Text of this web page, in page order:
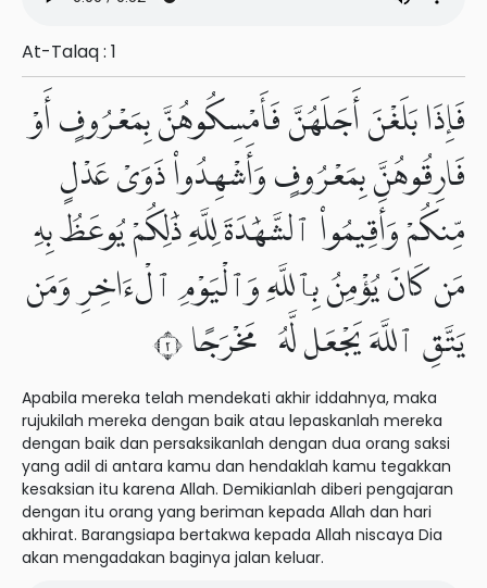
At-Talaq : 1
فَإِذَا بَلَغْنَ أَجَلَهُنَّ فَأَمْسِكُوهُنَّ بِمَعْرُوفٍ أَوْ
فَارِقُوهُنَّ بِمَعْرُوفٍ وَأَشْهِدُوا۟ ذَوَىْ عَدْلٍ
مِّنكُمْ وَأَقِيمُوا۟ ٱلشَّهَٰدَةَ لِلَّهِ ذَٰلِكُمْ يُوعَظُ بِهِۦ
مَن كَانَ يُؤْمِنُ بِٱللَّهِ وَٱلْيَوْمِ ٱلْءَاخِرِ وَمَن
يَتَّقِ ٱللَّهَ يَجْعَل لَّهُۥ مَخْرَجًا ٢
Apabila mereka telah mendekati akhir iddahnya, maka
rujukilah mereka dengan baik atau lepaskanlah mereka
dengan baik dan persaksikanlah dengan dua orang saksi
yang adil di antara kamu dan hendaklah kamu tegakkan
kesaksian itu karena Allah. Demikianlah diberi pengajaran
dengan itu orang yang beriman kepada Allah dan hari
akhirat. Barangsiapa bertakwa kepada Allah niscaya Dia
akan mengadakan baginya jalan keluar.